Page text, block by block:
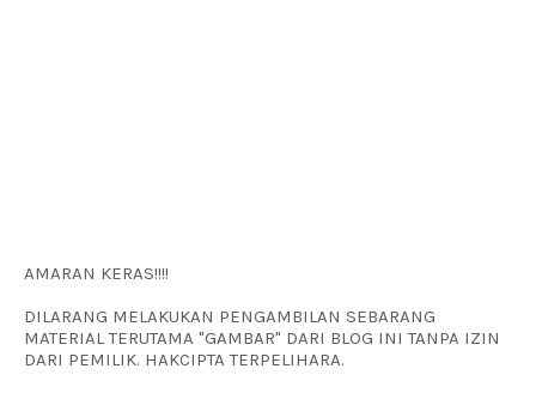
AMARAN KERAS!!!!
DILARANG MELAKUKAN PENGAMBILAN SEBARANG
MATERIAL TERUTAMA "GAMBAR" DARI BLOG INI TANPA IZIN
DARI PEMILIK. HAKCIPTA TERPELIHARA.